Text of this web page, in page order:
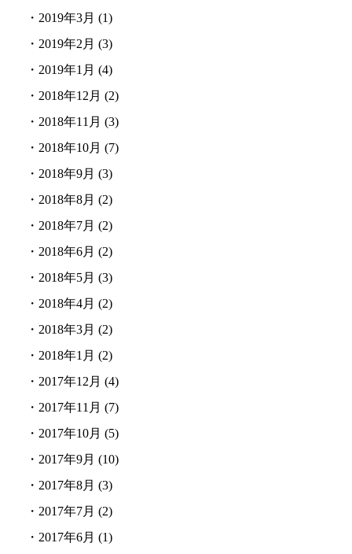
・2019年3月 (1)
・2019年2月 (3)
・2019年1月 (4)
・2018年12月 (2)
・2018年11月 (3)
・2018年10月 (7)
・2018年9月 (3)
・2018年8月 (2)
・2018年7月 (2)
・2018年6月 (2)
・2018年5月 (3)
・2018年4月 (2)
・2018年3月 (2)
・2018年1月 (2)
・2017年12月 (4)
・2017年11月 (7)
・2017年10月 (5)
・2017年9月 (10)
・2017年8月 (3)
・2017年7月 (2)
・2017年6月 (1)